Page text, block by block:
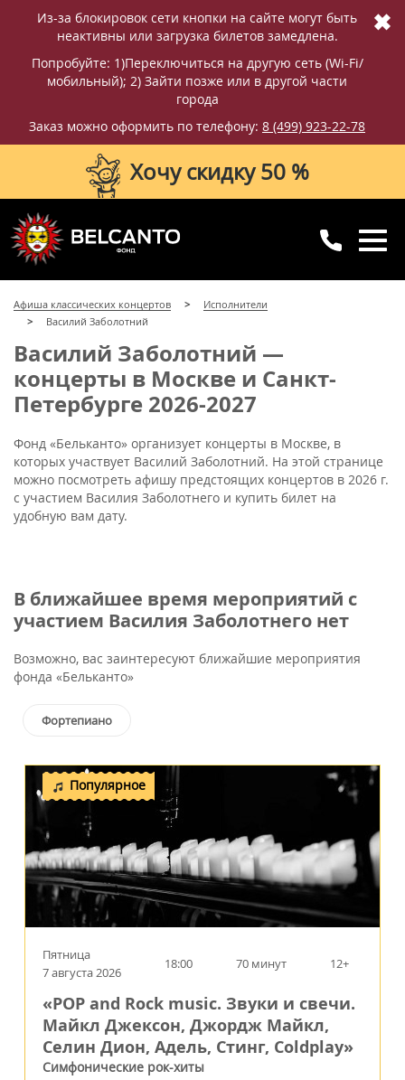
Из-за блокировок сети кнопки на сайте могут быть
неактивны или загрузка билетов замедлена.
Попробуйте: 1)Переключиться на другую сеть (Wi-Fi/
мобильный); 2) Зайти позже или в другой части
города
Заказ можно оформить по телефону: 8 (499) 923-22-78
✖
Хочу скидку 50 %
8 (499) 923-22-78
с 10:00 до 20:00
Афиша классических концертов
Исполнители
Василий Заболотний
Василий Заболотний —
концерты в Москве и Санкт-
Петербурге 2026-2027
Фонд «Бельканто» организует концерты в Москве, в
которых участвует Василий Заболотний. На этой странице
можно посмотреть афишу предстоящих концертов в 2026 г.
с участием Василия Заболотнего и купить билет на
удобную вам дату.
В ближайшее время мероприятий с
участием Василия Заболотнего нет
Возможно, вас заинтересуют ближайшие мероприятия
фонда «Бельканто»
Фортепиано
Популярное
Пятница
7 августа 2026
18:00 70 минут 12+
«POP and Rock music. Звуки и свечи.
Майкл Джексон, Джордж Майкл,
Селин Дион, Адель, Стинг, Coldplay»
Симфонические рок-хиты